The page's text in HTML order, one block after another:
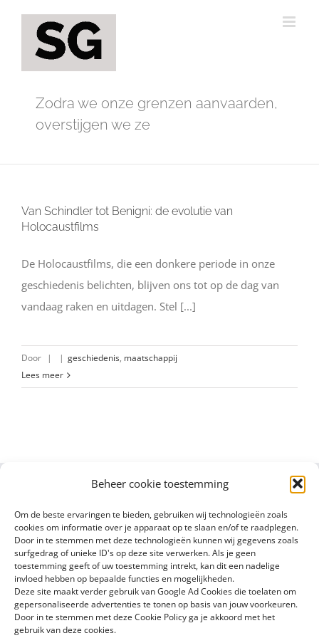
Beheer cookie toestemming
Om de beste ervaringen te bieden, gebruiken wij technologieën zoals
cookies om informatie over je apparaat op te slaan en/of te raadplegen.
Door in te stemmen met deze technologieën kunnen wij gegevens zoals
surfgedrag of unieke ID's op deze site verwerken. Als je geen
toestemming geeft of uw toestemming intrekt, kan dit een nadelige
invloed hebben op bepaalde functies en mogelijkheden.
Deze site maakt verder gebruik van Google Ad Cookies die toelaten om
gepersonaliseerde advertenties te tonen op basis van jouw voorkeuren.
Door in te stemmen met deze Cookie Policy ga je akkoord met het
gebruik van deze cookies.
Zodra we onze grenzen aanvaarden,
overstijgen we ze
Van Schindler tot Benigni: de evolutie van
Holocaustfilms
De Holocaustfilms, die een donkere periode in onze
geschiedenis belichten, blijven ons tot op de dag van
vandaag raken en uitdagen. Stel [...]
Door | | geschiedenis, maatschappij
Lees meer